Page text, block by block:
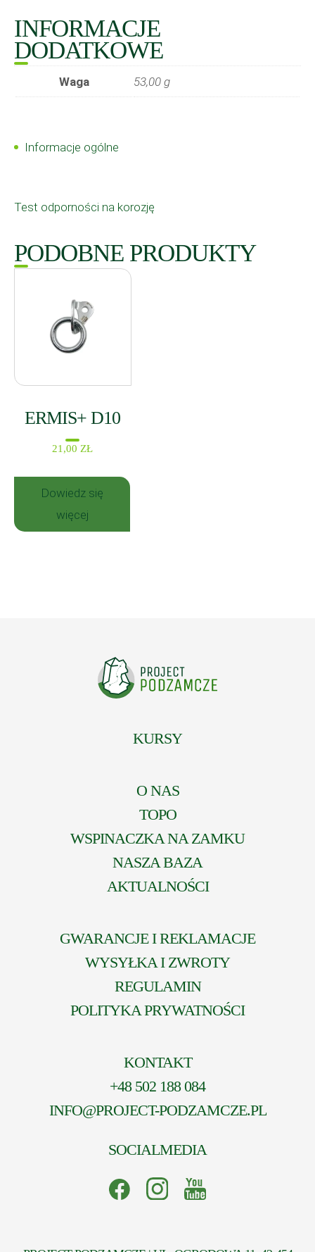
INFORMACJE
DODATKOWE
Waga 53,00 g
Informacje ogólne
Test odporności na korozję
PODOBNE PRODUKTY
ERMIS+ D10
21,00 ZŁ
Dowiedz się
więcej
KURSY
O NAS
TOPO
WSPINACZKA NA ZAMKU
NASZA BAZA
AKTUALNOŚCI
GWARANCJE I REKLAMACJE
WYSYŁKA I ZWROTY
REGULAMIN
POLITYKA PRYWATNOŚCI
KONTAKT
+48 502 188 084
INFO@PROJECT-PODZAMCZE.PL
SOCIALMEDIA